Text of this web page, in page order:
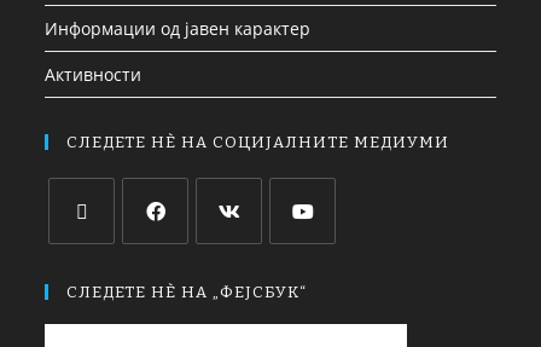
Информации од јавен карактер
Активности
СЛЕДЕТЕ НЀ НА СОЦИЈАЛНИТЕ МЕДИУМИ
СЛЕДЕТЕ НЀ НА „ФЕЈСБУК“